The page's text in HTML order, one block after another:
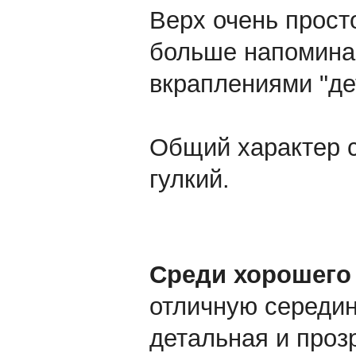
Верх очень
больше
вкраплениями
Общий характер
гулкий.
Среди
отличную
детальная и